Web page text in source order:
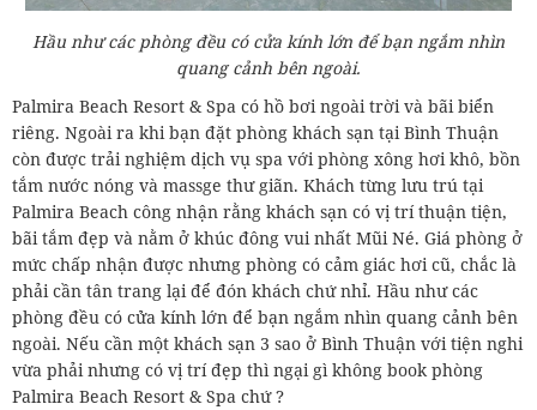
Hầu như các phòng đều có cửa kính lớn để bạn ngắm nhìn
quang cảnh bên ngoài.
Palmira Beach Resort & Spa có hồ bơi ngoài trời và bãi biển
riêng. Ngoài ra khi bạn đặt phòng khách sạn tại Bình Thuận
còn được trải nghiệm dịch vụ spa với phòng xông hơi khô, bồn
tắm nước nóng và massge thư giãn. Khách từng lưu trú tại
Palmira Beach công nhận rằng khách sạn có vị trí thuận tiện,
bãi tắm đẹp và nằm ở khúc đông vui nhất Mũi Né. Giá phòng ở
mức chấp nhận được nhưng phòng có cảm giác hơi cũ, chắc là
phải cần tân trang lại để đón khách chứ nhỉ. Hầu như các
phòng đều có cửa kính lớn để bạn ngắm nhìn quang cảnh bên
ngoài. Nếu cần một khách sạn 3 sao ở Bình Thuận với tiện nghi
vừa phải nhưng có vị trí đẹp thì ngại gì không book phòng
Palmira Beach Resort & Spa chứ ?